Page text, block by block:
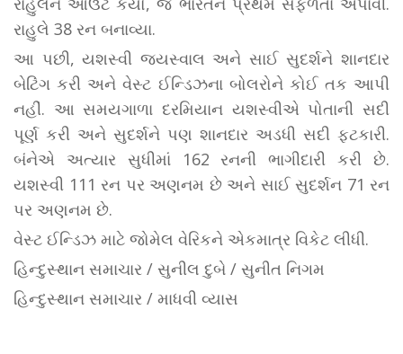
રાહુલે 38 રન બનાવ્યા.
આ પછી, યશસ્વી જયસ્વાલ અને સાઈ સુદર્શને શાનદાર
બેટિંગ કરી અને વેસ્ટ ઈન્ડિઝના બોલરોને કોઈ તક આપી
નહીં. આ સમયગાળા દરમિયાન યશસ્વીએ પોતાની સદી
પૂર્ણ કરી અને સુદર્શને પણ શાનદાર અડધી સદી ફટકારી.
બંનેએ અત્યાર સુધીમાં 162 રનની ભાગીદારી કરી છે.
યશસ્વી 111 રન પર અણનમ છે અને સાઈ સુદર્શન 71 રન
પર અણનમ છે.
વેસ્ટ ઈન્ડિઝ માટે જોમેલ વેરિકને એકમાત્ર વિકેટ લીધી.
હિન્દુસ્થાન સમાચાર / સુનીલ દુબે / સુનીત નિગમ
હિન્દુસ્થાન સમાચાર / માધવી વ્યાસ